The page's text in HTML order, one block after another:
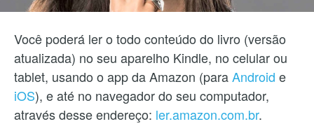
Você poderá ler o todo conteúdo do livro (versão
atualizada) no seu aparelho Kindle, no celular ou
tablet, usando o app da Amazon (paraAndroid e
iOS), e até no navegador do seu computador,
através desse endereço: ler.amazon.com.br.